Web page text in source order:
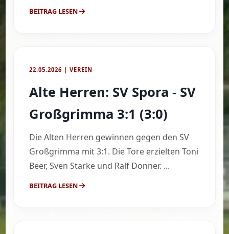
BEITRAG LESEN
22.05.2026 | VEREIN
Alte Herren: SV Spora - SV
Großgrimma 3:1 (3:0)
Die Alten Herren gewinnen gegen den SV
Großgrimma mit 3:1. Die Tore erzielten Toni
Beer, Sven Starke und Ralf Donner. ...
BEITRAG LESEN